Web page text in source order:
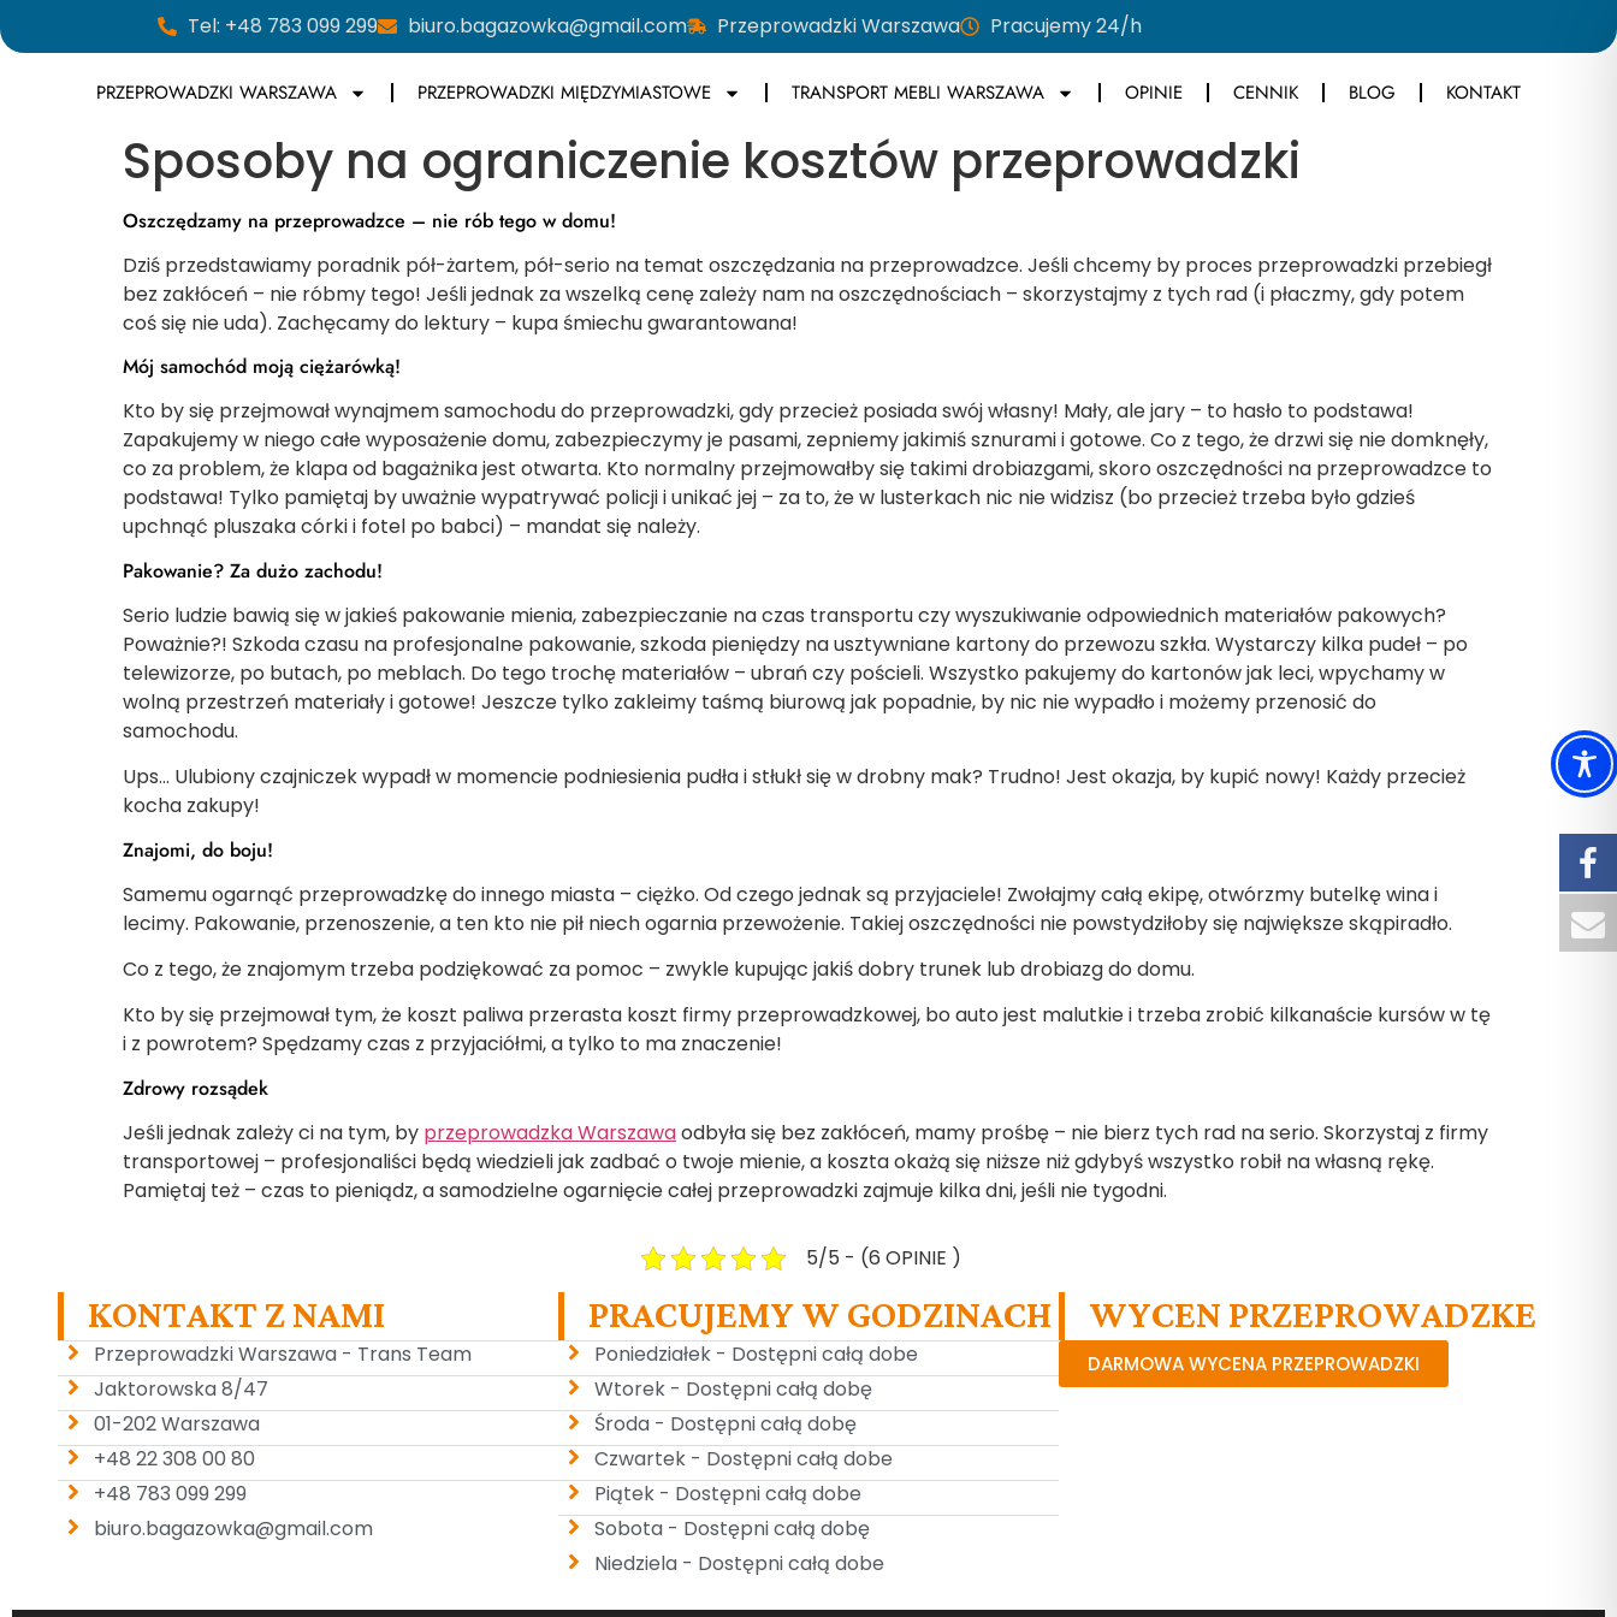
Tel: +48 783 099 299 biuro.bagazowka@gmail.com Przeprowadzki Warszawa Pracujemy 24/h
PRZEPROWADZKI WARSZAWA PRZEPROWADZKI MIĘDZYMIASTOWE TRANSPORT MEBLI WARSZAWA OPINIE CENNIK BLOG KONTAKT
Sposoby na ograniczenie kosztów przeprowadzki
Oszczędzamy na przeprowadzce – nie rób tego w domu!
Dziś przedstawiamy poradnik pół-żartem, pół-serio na temat oszczędzania na przeprowadzce. Jeśli chcemy by proces przeprowadzki przebiegł
bez zakłóceń – nie róbmy tego! Jeśli jednak za wszelką cenę zależy nam na oszczędnościach – skorzystajmy z tych rad (i płaczmy, gdy potem
coś się nie uda). Zachęcamy do lektury – kupa śmiechu gwarantowana!
Mój samochód moją ciężarówką!
Kto by się przejmował wynajmem samochodu do przeprowadzki, gdy przecież posiada swój własny! Mały, ale jary – to hasło to podstawa!
Zapakujemy w niego całe wyposażenie domu, zabezpieczymy je pasami, zepniemy jakimiś sznurami i gotowe. Co z tego, że drzwi się nie domknęły,
co za problem, że klapa od bagażnika jest otwarta. Kto normalny przejmowałby się takimi drobiazgami, skoro oszczędności na przeprowadzce to
podstawa! Tylko pamiętaj by uważnie wypatrywać policji i unikać jej – za to, że w lusterkach nic nie widzisz (bo przecież trzeba było gdzieś
upchnąć pluszaka córki i fotel po babci) – mandat się należy.
Pakowanie? Za dużo zachodu!
Serio ludzie bawią się w jakieś pakowanie mienia, zabezpieczanie na czas transportu czy wyszukiwanie odpowiednich materiałów pakowych?
Poważnie?! Szkoda czasu na profesjonalne pakowanie, szkoda pieniędzy na usztywniane kartony do przewozu szkła. Wystarczy kilka pudeł – po
telewizorze, po butach, po meblach. Do tego trochę materiałów – ubrań czy pościeli. Wszystko pakujemy do kartonów jak leci, wpychamy w
wolną przestrzeń materiały i gotowe! Jeszcze tylko zakleimy taśmą biurową jak popadnie, by nic nie wypadło i możemy przenosić do
samochodu.
Ups… Ulubiony czajniczek wypadł w momencie podniesienia pudła i stłukł się w drobny mak? Trudno! Jest okazja, by kupić nowy! Każdy przecież
kocha zakupy!
Znajomi, do boju!
Samemu ogarnąć przeprowadzkę do innego miasta – ciężko. Od czego jednak są przyjaciele! Zwołajmy całą ekipę, otwórzmy butelkę wina i
lecimy. Pakowanie, przenoszenie, a ten kto nie pił niech ogarnia przewożenie. Takiej oszczędności nie powstydziłoby się największe skąpiradło.
Co z tego, że znajomym trzeba podziękować za pomoc – zwykle kupując jakiś dobry trunek lub drobiazg do domu.
Kto by się przejmował tym, że koszt paliwa przerasta koszt firmy przeprowadzkowej, bo auto jest malutkie i trzeba zrobić kilkanaście kursów w tę
i z powrotem? Spędzamy czas z przyjaciółmi, a tylko to ma znaczenie!
Zdrowy rozsądek
Jeśli jednak zależy ci na tym, by przeprowadzka Warszawaodbyła się bez zakłóceń, mamy prośbę – nie bierz tych rad na serio. Skorzystaj z firmy
transportowej – profesjonaliści będą wiedzieli jak zadbać o twoje mienie, a koszta okażą się niższe niż gdybyś wszystko robił na własną rękę.
Pamiętaj też – czas to pieniądz, a samodzielne ogarnięcie całej przeprowadzki zajmuje kilka dni, jeśli nie tygodni.
5/5 - (6 OPINIE )
KONTAKT Z NAMI
Przeprowadzki Warszawa - Trans Team
Jaktorowska 8/47
01-202 Warszawa
+48 22 308 00 80
+48 783 099 299
biuro.bagazowka@gmail.com
PRACUJEMY W GODZINACH
Poniedziałek - Dostępni całą dobe
Wtorek - Dostępni całą dobę
Środa - Dostępni całą dobę
Czwartek - Dostępni całą dobe
Piątek - Dostępni całą dobe
Sobota - Dostępni całą dobę
Niedziela - Dostępni całą dobe
WYCEN PRZEPROWADZKE
DARMOWA WYCENA PRZEPROWADZKI